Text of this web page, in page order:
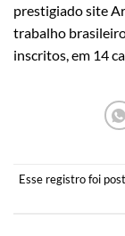
prestigiado site
trabalho
inscritos, em 14
Esse registro foi